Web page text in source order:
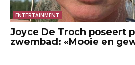
ENTERTAINMENT
Joyce De Troch poseert
zwembad: «Mooie en